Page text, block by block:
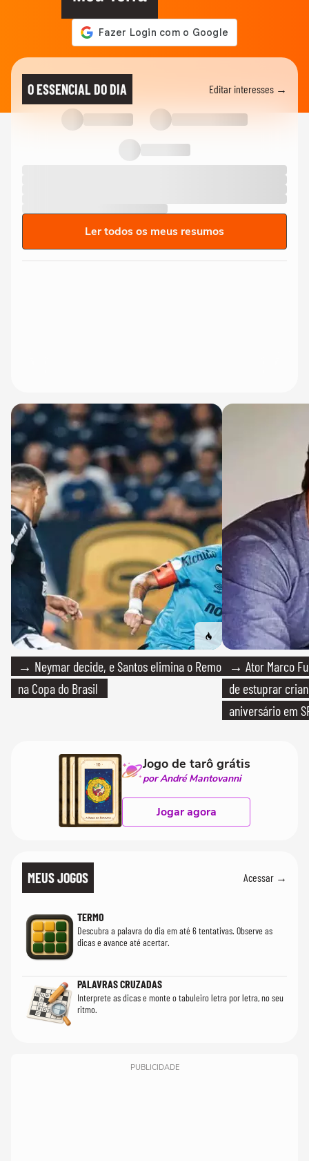
O ESSENCIAL DO DIA Editar interesses →
Ler todos os meus resumos
→ Neymar decide, e Santos elimina o Remo
na Copa do Brasil
→ Ator Marco
de estuprar
aniversário em
Jogo de tarô grátis
por André Mantovanni
Jogar agora
MEUS JOGOS Acessar →
TERMO
Descubra a palavra do dia em até 6 tentativas. Observe as
dicas e avance até acertar.
PALAVRAS CRUZADAS
Interprete as dicas e monte o tabuleiro letra por letra, no seu
ritmo.
PUBLICIDADE